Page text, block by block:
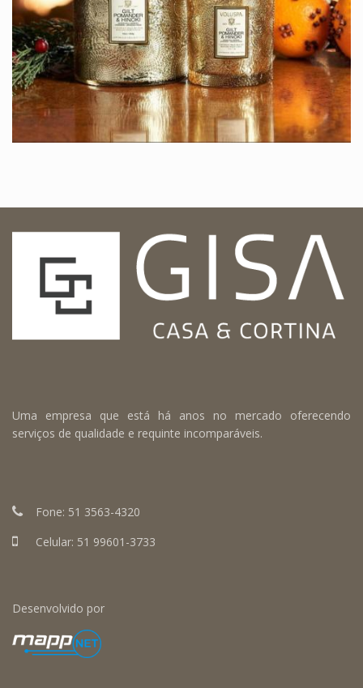
Uma empresa que está há anos no mercado oferecendo
serviços de qualidade e requinte incomparáveis.
Fone: 51 3563-4320
Celular: 51 99601-3733
Desenvolvido por